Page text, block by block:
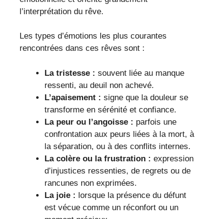
l’interprétation du rêve.
Les types d’émotions les plus courantes
rencontrées dans ces rêves sont :
La tristesse : souvent liée au manque
ressenti, au deuil non achevé.
L’apaisement : signe que la douleur se
transforme en sérénité et confiance.
La peur ou l’angoisse : parfois une
confrontation aux peurs liées à la mort, à
la séparation, ou à des conflits internes.
La colère ou la frustration : expression
d’injustices ressenties, de regrets ou de
rancunes non exprimées.
La joie : lorsque la présence du défunt
est vécue comme un réconfort ou un